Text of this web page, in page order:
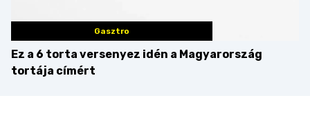
Gasztro
Ez a 6 torta versenyez idén a Magyarország
tortája címért